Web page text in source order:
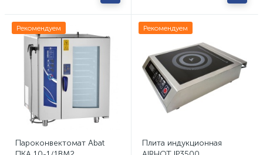
Рекомендуем
Пароконвектомат Abat
Рекомендуем
Плита индукционная